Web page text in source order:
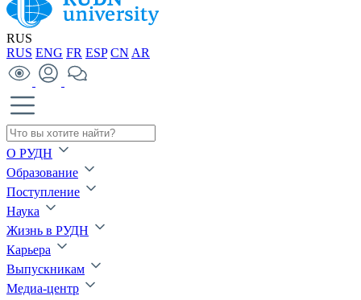
RUS
RUS ENG FR ESP CN AR
О РУДН
Образование
Поступление
Наука
Жизнь в РУДН
Карьера
Выпускникам
Медиа-центр